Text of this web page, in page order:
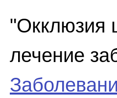
"Окклюзия
лечение